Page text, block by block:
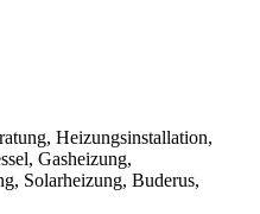
Heizungsinstallation,
Gasheizung,
Solarheizung, Buderus,